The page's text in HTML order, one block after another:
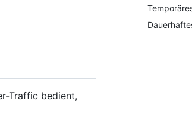
Traffic bedient,